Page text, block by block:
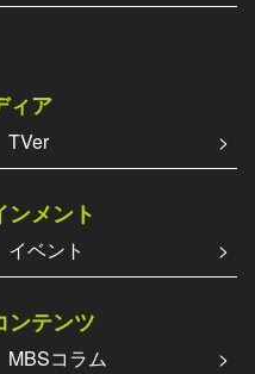
ィア
TVer
ンメント
イベント
ンテンツ
MBSコラム